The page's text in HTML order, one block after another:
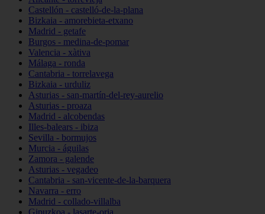
Castellón - castelló-de-la-plana
Bizkaia - amorebieta-etxano
Madrid - getafe
Burgos - medina-de-pomar
Valencia - xàtiva
Málaga - ronda
Cantabria - torrelavega
Bizkaia - urduliz
Asturias - san-martín-del-rey-aurelio
Asturias - proaza
Madrid - alcobendas
Illes-balears - ibiza
Sevilla - bormujos
Murcia - águilas
Zamora - galende
Asturias - vegadeo
Cantabria - san-vicente-de-la-barquera
Navarra - erro
Madrid - collado-villalba
Gipuzkoa - lasarte-oria